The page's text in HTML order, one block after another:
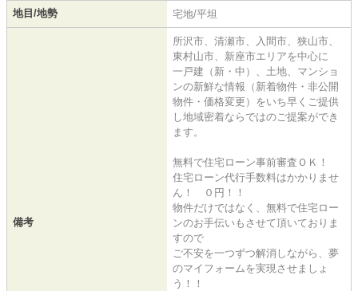
地目/地勢 宅地/平坦
備考
所沢市、清瀬市、入間市、狭山市、
東村山市、新座市エリアを中心に
一戸建（新・中）、土地、マンショ
ンの新鮮な情報（新着物件・非公開
物件・価格変更）をいち早くご提供
し地域密着ならではのご提案ができ
ます。
無料で住宅ローン事前審査ＯＫ！
住宅ローン代行手数料はかかりませ
ん！ ０円！！
物件だけではなく、無料で住宅ロー
ンのお手伝いもさせて頂いておりま
すので
ご不安を一つずつ解消しながら、夢
のマイフォームを実現させましょ
う！！